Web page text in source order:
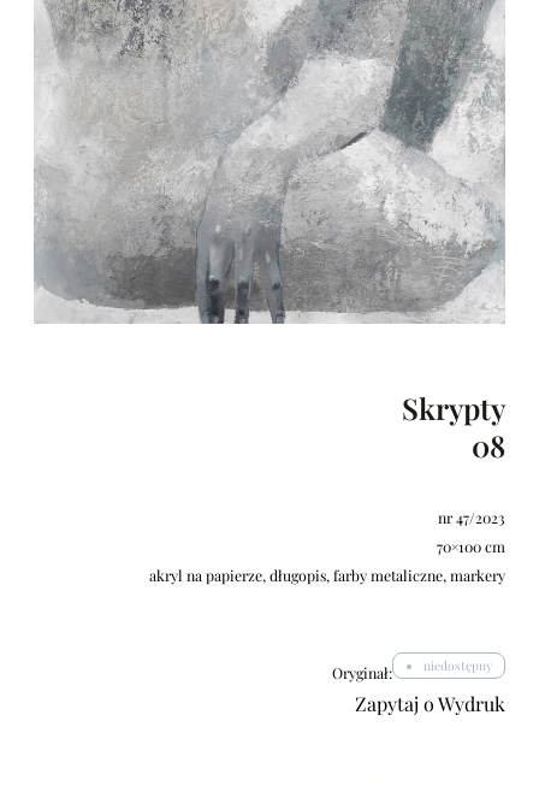
Skrypty
08
nr 47/2023
70×100 cm
akryl na papierze, długopis, farby metaliczne, markery
Oryginał: niedostępny
Zapytaj o Wydruk